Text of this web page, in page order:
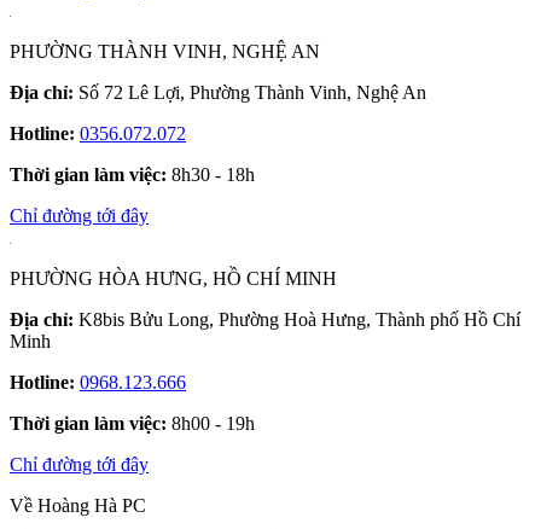
PHƯỜNG THÀNH VINH, NGHỆ AN
Địa chỉ: Số 72 Lê Lợi, Phường Thành Vinh, Nghệ An
Hotline: 0356.072.072
Thời gian làm việc: 8h30 - 18h
Chỉ đường tới đây
PHƯỜNG HÒA HƯNG, HỒ CHÍ MINH
Địa chỉ: K8bis Bửu Long, Phường Hoà Hưng, Thành phố Hồ Chí
Minh
Hotline: 0968.123.666
Thời gian làm việc: 8h00 - 19h
Chỉ đường tới đây
Về Hoàng Hà PC